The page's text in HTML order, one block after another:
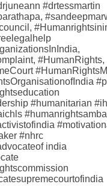
#drtessmartin
#HumanRights,
#humanitarian
#nhrc
india